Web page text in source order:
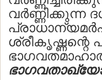
വര്‍ണ്ണിക്കുന്ന